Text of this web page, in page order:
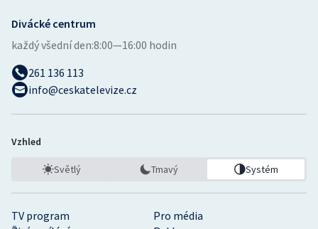
TV program
Pro média
Divácké centrum
každý všední den:8:00—16:00 hodin
261 136 113
info@ceskatelevize.cz
Vzhled
Světlý Tmavý Systém